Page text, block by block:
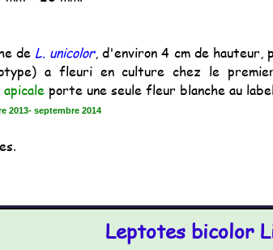
de L. unicolor, d'environ 4 cm de
a fleuri en culture chez le
apicaleporte une seule fleur blanche au
2013- septembre 2014
Leptotes bicolor